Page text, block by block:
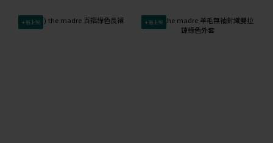
✦新上架 ✦新上架